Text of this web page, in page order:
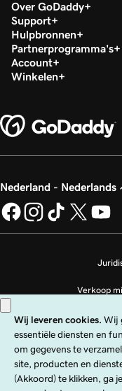
Over GoDaddy
Support
Hulpbronnen
Partnerprogramma's
Account
Winkelen
Nederland - Nederlands
Verkoop
Copyright © 1999 - 2026
voorbehouden. Het
van GoDaddy Operating
‘GO‘ is een geregistreerd
Voor het gebruik van deze